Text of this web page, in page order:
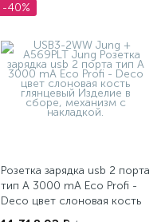
-40%
Розетка зарядка usb 2 порта
тип А 3000 mA Eco Profi -
Deco цвет слоновая кость